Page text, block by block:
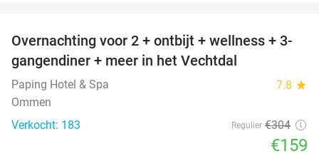
48%
Overnachting voor 2 + ontbijt + wellness + 3-
gangendiner + meer in het Vechtdal
Paping Hotel & Spa 7.8 star
Ommen
Verkocht: 183
Regulier €304
€159